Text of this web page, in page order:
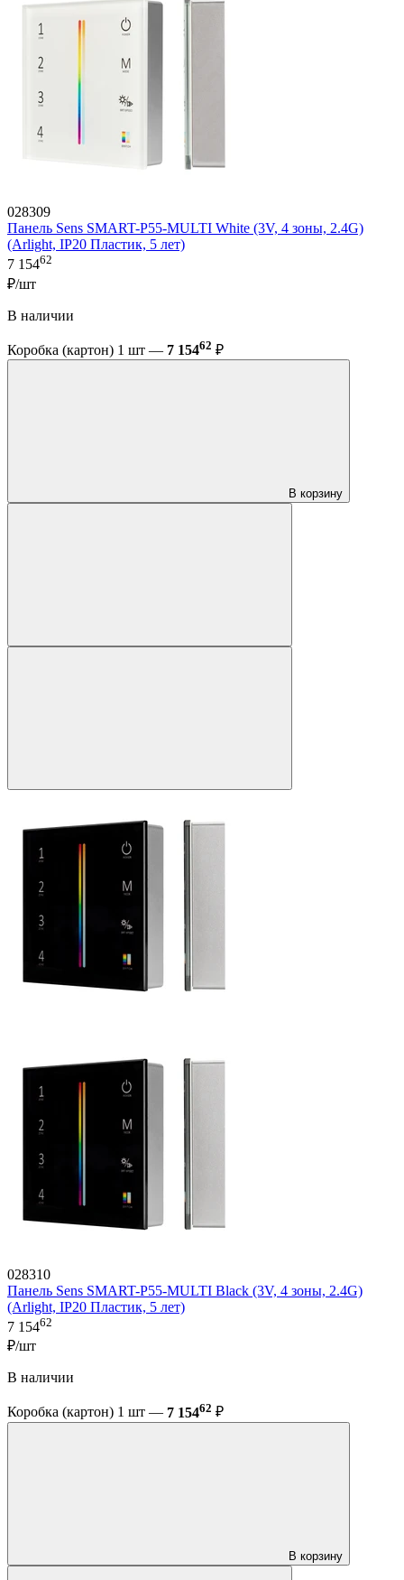
028309
Панель Sens SMART-P55-MULTI White (3V, 4 зоны, 2.4G)
(Arlight, IP20 Пластик, 5 лет)
7 15462
₽/шт
В наличии
Коробка (картон) 1 шт — 7 15462 ₽
В корзину
028310
Панель Sens SMART-P55-MULTI Black (3V, 4 зоны, 2.4G)
(Arlight, IP20 Пластик, 5 лет)
7 15462
₽/шт
В наличии
Коробка (картон) 1 шт — 7 15462 ₽
В корзину